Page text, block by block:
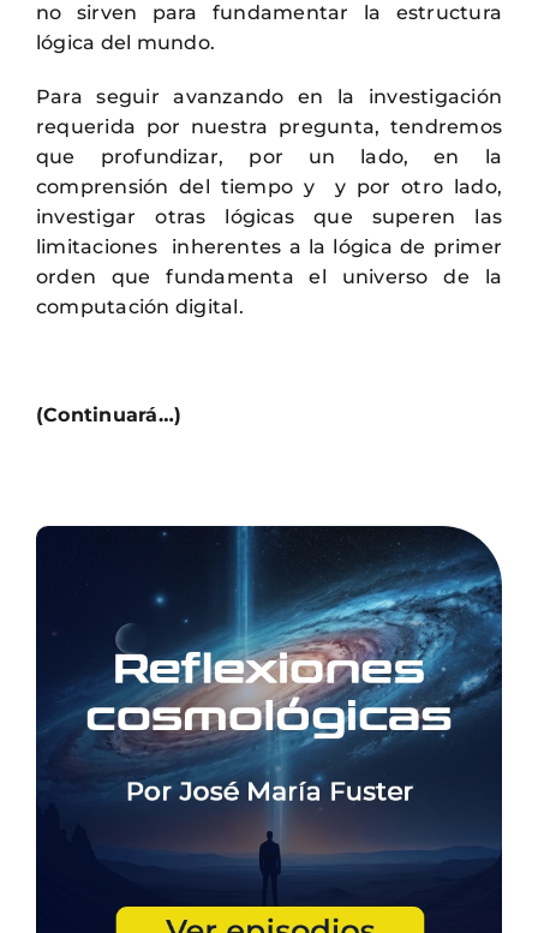
no sirven para fundamentar la estructura
lógica del mundo.
Para seguir avanzando en la investigación
requerida por nuestra pregunta, tendremos
que profundizar, por un lado, en la
comprensión del tiempo y y por otro lado,
investigar otras lógicas que superen las
limitaciones inherentes a la lógica de primer
orden que fundamenta el universo de la
computación digital.
(Continuará…)